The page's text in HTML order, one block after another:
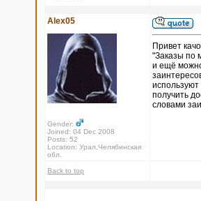
Alex05
Gender:
Joined: 04 Dec 2008
Posts: 52
Location: Урал,Челябинская
обл.
Привет
"Заказы по
и ещё
получить
словами
Back to top